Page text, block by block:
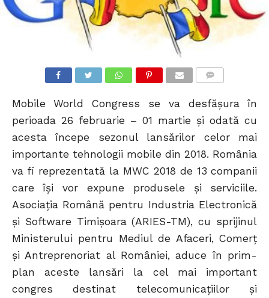
Mobile World Congress se va desfășura în
perioada 26 februarie – 01 martie și odată cu
acesta începe sezonul lansărilor celor mai
importante tehnologii mobile din 2018. România
va fi reprezentată la MWC 2018 de 13 companii
care își vor expune produsele și serviciile.
Asociația Română pentru Industria Electronică
și Software Timișoara (ARIES-TM), cu sprijinul
Ministerului pentru Mediul de Afaceri, Comerț
și Antreprenoriat al României, aduce în prim-
plan aceste lansări la cel mai important
congres destinat telecomunicațiilor și